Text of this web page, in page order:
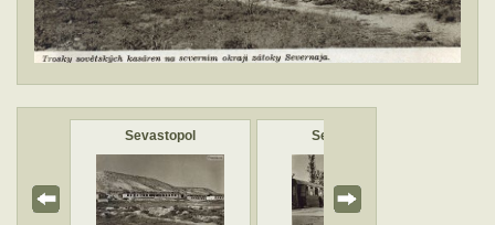
Sevastopol Sevastopol